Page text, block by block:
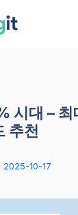
시대 –
추천
2025-10-17